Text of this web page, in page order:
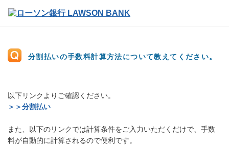
分割払いの手数料計算方法について教えてください。
以下リンクよりご確認ください。
＞＞分割払い
また、以下のリンクでは計算条件をご入力いただくだけで、手数
料が自動的に計算されるので便利です。